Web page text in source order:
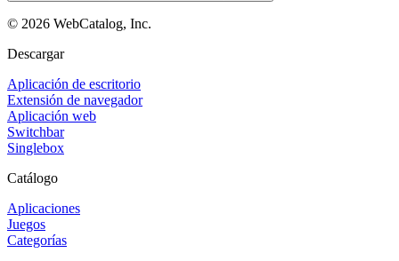
© 2026 WebCatalog, Inc.
Descargar
Aplicación de escritorio
Extensión de navegador
Aplicación web
Switchbar
Singlebox
Catálogo
Aplicaciones
Juegos
Categorías